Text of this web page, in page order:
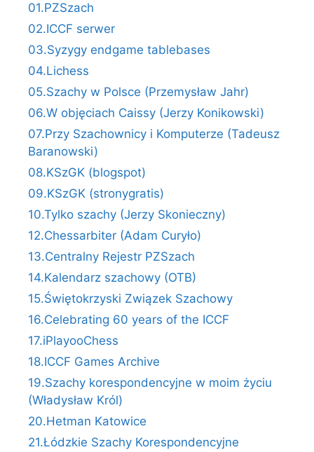
01.PZSzach
02.ICCF serwer
03.Syzygy endgame tablebases
04.Lichess
05.Szachy w Polsce (Przemysław Jahr)
06.W objęciach Caissy (Jerzy Konikowski)
07.Przy Szachownicy i Komputerze (Tadeusz
Baranowski)
08.KSzGK (blogspot)
09.KSzGK (stronygratis)
10.Tylko szachy (Jerzy Skonieczny)
12.Chessarbiter (Adam Curyło)
13.Centralny Rejestr PZSzach
14.Kalendarz szachowy (OTB)
15.Świętokrzyski Związek Szachowy
16.Celebrating 60 years of the ICCF
17.iPlayooChess
18.ICCF Games Archive
19.Szachy korespondencyjne w moim życiu
(Władysław Król)
20.Hetman Katowice
21.Łódzkie Szachy Korespondencyjne